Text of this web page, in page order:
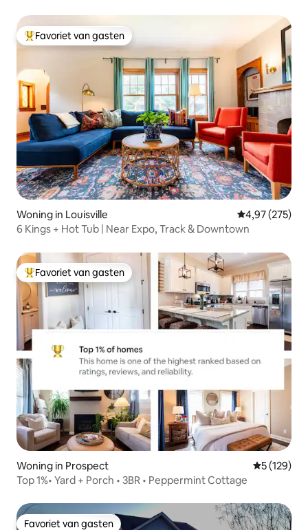
Topfavoriet van gasten
Favoriet van gasten
Woning in Louisville Gemiddelde
4,97 (275)
6 Kings + Hot Tub | Near Expo, Track & Downtown
Topfavoriet van gasten
Favoriet van gasten
Woning in Prospect
5 (129)
Top 1%• Yard + Porch • 3BR • Peppermint Cottage
Favoriet van gasten